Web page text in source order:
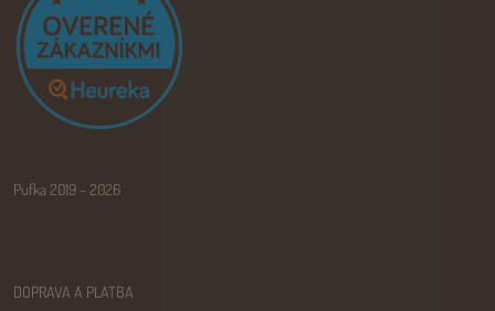
Pufka 2019 - 2026
DOPRAVA A PLATBA